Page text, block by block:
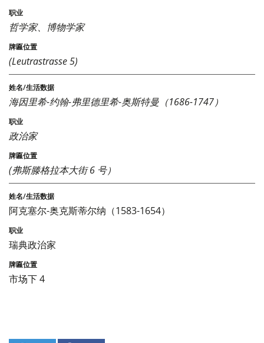
哲学家、博物学家
(Leutrastrasse 5)
海因里希-约翰-弗里德里希-奥斯特曼（1686-1747）
政治家
(弗斯滕格拉本大街 6 号）
阿克塞尔-奥克斯蒂尔纳（1583-1654）
瑞典政治家
市场下 4